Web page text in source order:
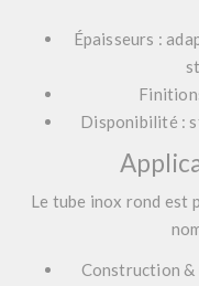
Épaisseurs :
Disponibilité :
Le tube inox rond est
Construction &